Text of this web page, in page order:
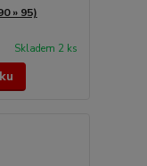
» 95)
Skladem 2 ks